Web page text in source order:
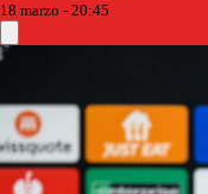
18 marzo - 20:45